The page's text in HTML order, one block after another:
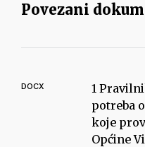
Povezani
DOCX
1
potreba
koje
Općine